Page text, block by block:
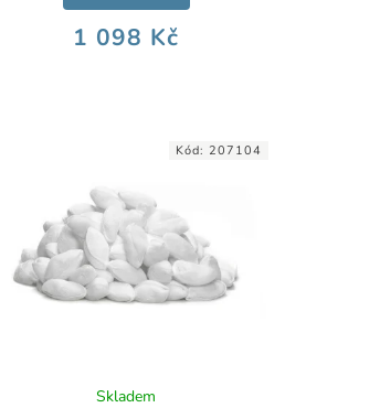
1 098 Kč
Skladem
Kód:207104